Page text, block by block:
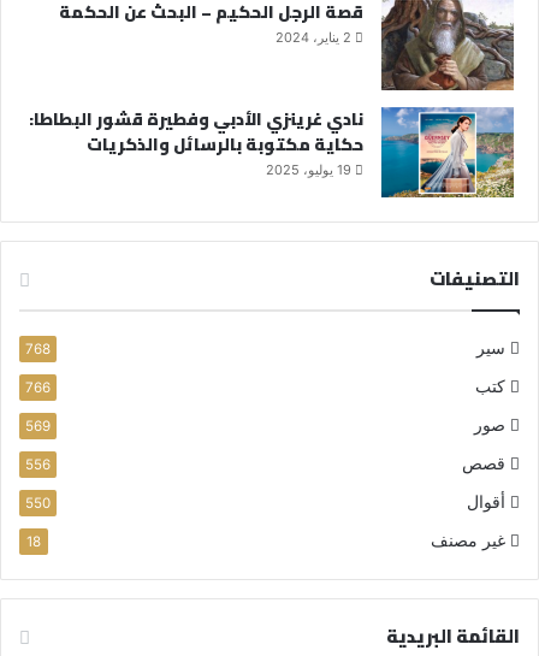
قصة الرجل الحكيم – البحث عن الحكمة
2 يناير، 2024
نادي غرينزي الأدبي وفطيرة قشور البطاطا:
حكاية مكتوبة بالرسائل والذكريات
19 يوليو، 2025
التصنيفات
سير 768
كتب 766
صور 569
قصص 556
أقوال 550
غير مصنف 18
القائمة البريدية